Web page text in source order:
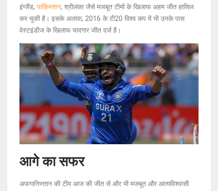
इंग्लैंड, पाकिस्तान, श्रीलंका जैसे मजबूत टीमों के खिलाफ अहम जीत हासिल
कर चुकी है। इसके अलावा, 2016 के टी20 विश्व कप में भी उनके पास
वेस्टइंडीज के खिलाफ यादगार जीत दर्ज है।
आगे का सफर
अफगानिस्तान की टीम आज की जीत से और भी मजबूत और आत्मविश्वासी